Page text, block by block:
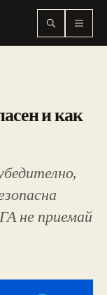
и как
не приемай